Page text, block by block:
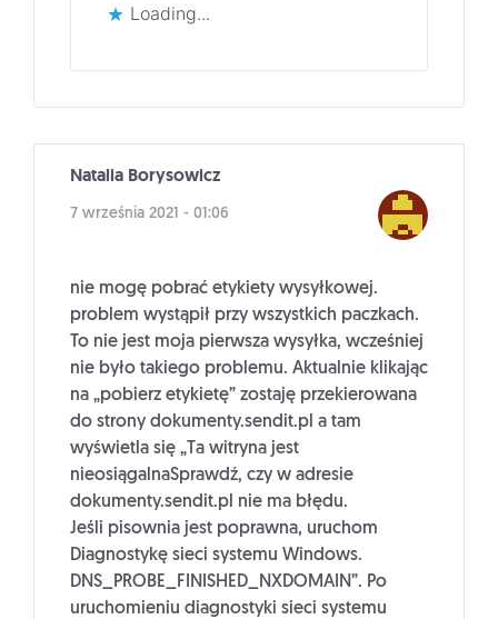
Loading...
Natalia Borysowicz
7 września 2021 - 01:06
nie mogę pobrać etykiety wysyłkowej.
problem wystąpił przy wszystkich paczkach.
To nie jest moja pierwsza wysyłka, wcześniej
nie było takiego problemu. Aktualnie klikając
na „pobierz etykietę” zostaję przekierowana
do strony dokumenty.sendit.pl a tam
wyświetla się „Ta witryna jest
nieosiągalnaSprawdź, czy w adresie
dokumenty.sendit.pl nie ma błędu.
Jeśli pisownia jest poprawna, uruchom
Diagnostykę sieci systemu Windows.
DNS_PROBE_FINISHED_NXDOMAIN”. Po
uruchomieniu diagnostyki sieci systemu